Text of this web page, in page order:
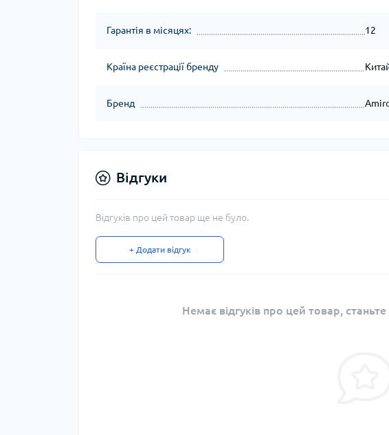
Гарантія в місяцях: 12
Країна реєстрації бренду
Бренд
Відгуки
Відгуків про цей товар ще не було.
+ Додати відгук
Немає відгуків про цей товар,